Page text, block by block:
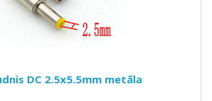
DC 2.5x5.5mm metāla